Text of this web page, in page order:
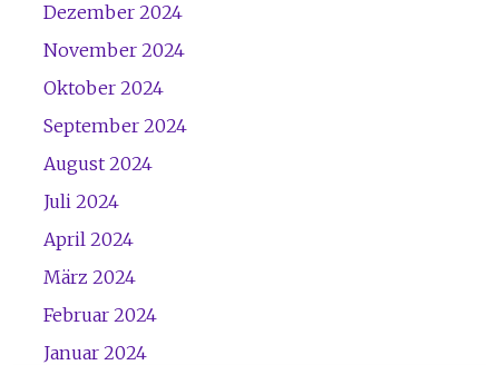
Dezember 2024
November 2024
Oktober 2024
September 2024
August 2024
Juli 2024
April 2024
März 2024
Februar 2024
Januar 2024